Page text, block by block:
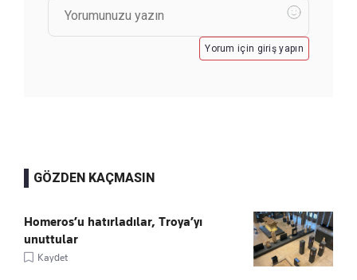
Yorum için giriş yapın
GÖZDEN KAÇMASIN
Homeros’u hatırladılar, Troya’yı
unuttular
Kaydet